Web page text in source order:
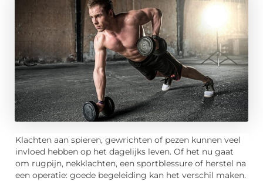
Klachten aan spieren, gewrichten of pezen kunnen veel
invloed hebben op het dagelijks leven. Of het nu gaat
om rugpijn, nekklachten, een sportblessure of herstel na
een operatie: goede begeleiding kan het verschil maken.